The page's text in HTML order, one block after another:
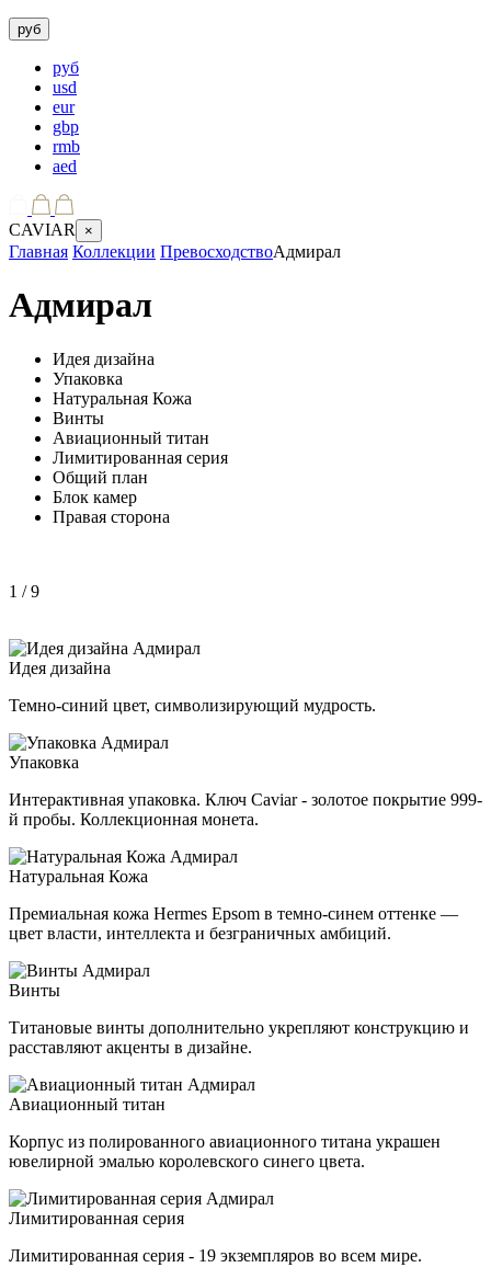
руб
руб
usd
eur
gbp
rmb
aed
CAVIAR ×
Главная Коллекции ПревосходствоАдмирал
Адмирал
Идея дизайна
Упаковка
Натуральная Кожа
Винты
Авиационный титан
Лимитированная серия
Общий план
Блок камер
Правая сторона
1 / 9
Идея дизайна
Темно-синий цвет, символизирующий мудрость.
Упаковка
Интерактивная упаковка. Ключ Caviar - золотое покрытие 999-
й пробы. Коллекционная монета.
Натуральная Кожа
Премиальная кожа Hermes Epsom в темно-синем оттенке —
цвет власти, интеллекта и безграничных амбиций.
Винты
Титановые винты дополнительно укрепляют конструкцию и
расставляют акценты в дизайне.
Авиационный титан
Корпус из полированного авиационного титана украшен
ювелирной эмалью королевского синего цвета.
Лимитированная серия
Лимитированная серия - 19 экземпляров во всем мире.